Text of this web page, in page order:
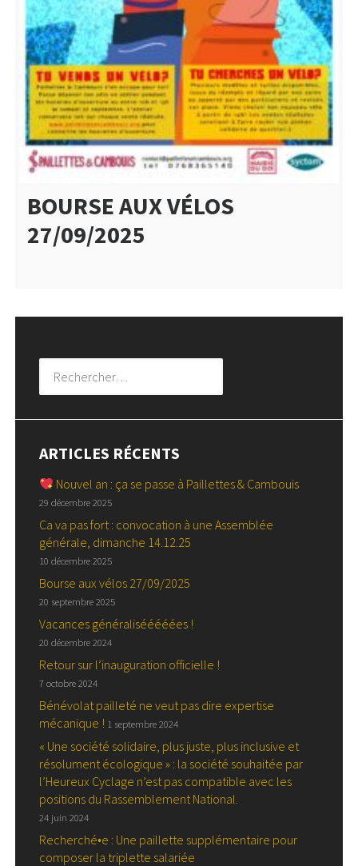
BOURSE AUX VÉLOS
27/09/2025
Rechercher :
ARTICLES RÉCENTS
Nouvel an : ça se passe à Paillettes & Cambouis
29 décembre 2025
Ca va pas fort : convocation à une Assemblée
générale, dimanche 14.12.25
10 décembre 2025
Bourse aux vélos 27/09/2025
20 septembre 2025
Vacances généralisééééées !
20 décembre 2024
Retour sur l’inauguration officielle !
7 octobre 2024
Bénévolat pailleté ne veut pas dire expertise
mécanique ! 1 septembre 2024
« Une société solidaire, plus juste, plus inclusive et
résolument écologique » : la société souhaitée par
l’Heureux Cyclage n’est pas compatible avec les
positions du Rassemblement National.
24 juin 2024
Recherché•e : Une paillette supplémentaire pour
composer la triplette salariée